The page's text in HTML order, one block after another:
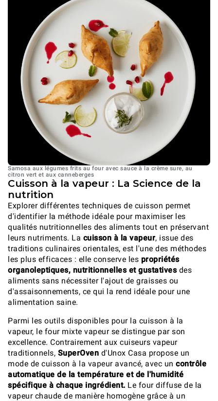
Samosa aux légumes frits au four avec sauce à la crème sure, au
citron vert et aux canneberges
Cuisson à la vapeur : La Science de la
nutrition
Explorer différentes techniques de cuisson permet
d'identifier la méthode idéale pour maximiser les
qualités nutritionnelles des aliments tout en préservant
leurs nutriments. La cuisson à la vapeur, issue des
traditions culinaires orientales, est l'une des méthodes
les plus efficaces : elle conserve les propriétés
organoleptiques, nutritionnelles et gustativesdes
aliments sans nécessiter l'ajout de graisses ou
d'assaisonnements, ce qui la rend idéale pour une
alimentation saine.
Parmi les outils disponibles pour la cuisson à la
vapeur, le four mixte vapeur se distingue par son
excellence. Contrairement aux cuiseurs vapeur
traditionnels, SuperOven d'Unox Casa propose un
mode de cuisson à la vapeur avancé, avec un contrôle
automatique de la température et de l'humidité
spécifique à chaque ingrédient. Le four diffuse de la
vapeur chaude de manière homogène grâce à un